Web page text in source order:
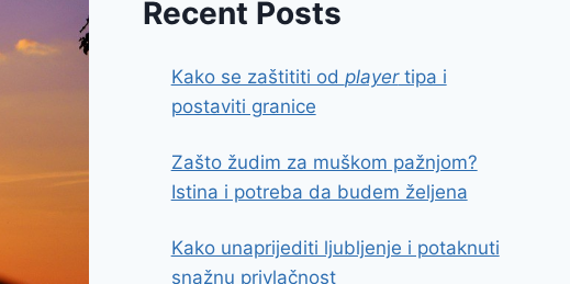
Recent Posts
Kako se zaštititi od playertipa i
postaviti granice
Zašto žudim za muškom pažnjom?
Istina i potreba da budem željena
Kako unaprijediti ljubljenje i potaknuti
snažnu privlačnost